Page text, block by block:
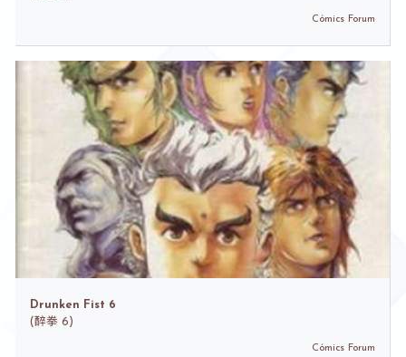
Cómics Forum
Drunken Fist 6
(醉拳 6)
Cómics Forum